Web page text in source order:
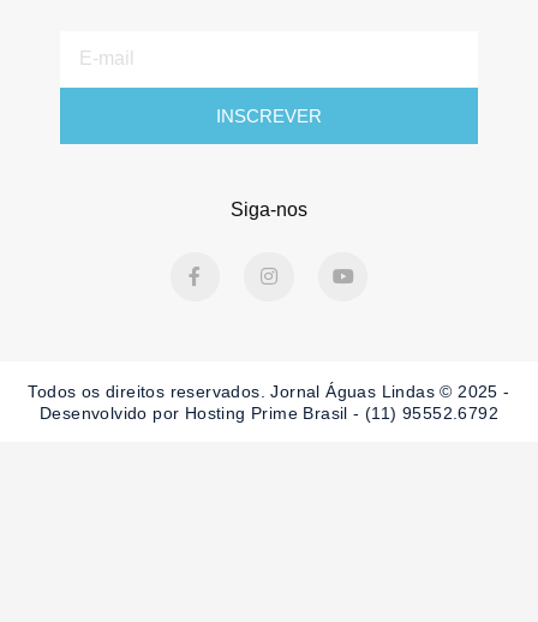
mail
INSCREVER
Siga-nos
a
k
-
n
a
m
o
Todos os direitos reservados. Jornal Águas Lindas © 2025 -
Desenvolvido por Hosting Prime Brasil - (11) 95552.6792